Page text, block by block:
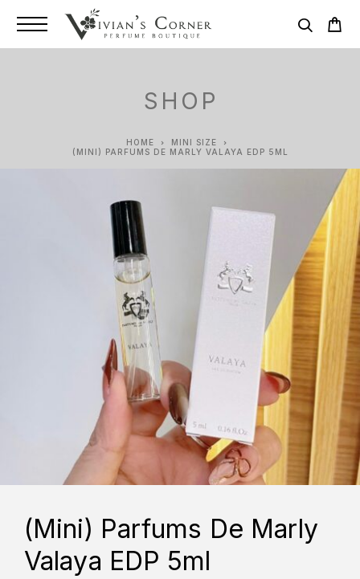
SHOP
HOME
MINI SIZE
(MINI) PARFUMS DE MARLY VALAYA EDP 5ML
(Mini) Parfums De Marly
Valaya EDP 5ml